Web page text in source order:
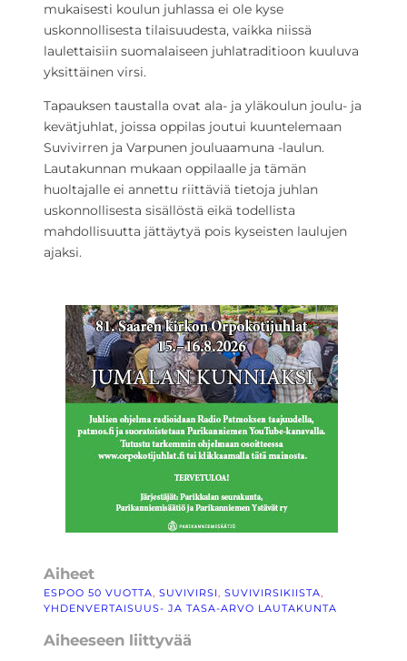
mukaisesti koulun juhlassa ei ole kyse
uskonnollisesta tilaisuudesta, vaikka niissä
laulettaisiin suomalaiseen juhlatraditioon kuuluva
yksittäinen virsi.
Tapauksen taustalla ovat ala- ja yläkoulun joulu- ja
kevätjuhlat, joissa oppilas joutui kuuntelemaan
Suvivirren ja Varpunen jouluaamuna -laulun.
Lautakunnan mukaan oppilaalle ja tämän
huoltajalle ei annettu riittäviä tietoja juhlan
uskonnollisesta sisällöstä eikä todellista
mahdollisuutta jättäytyä pois kyseisten laulujen
ajaksi.
Aiheet
ESPOO 50 VUOTTA, SUVIVIRSI, SUVIVIRSIKIISTA
YHDENVERTAISUUS- JA TASA-ARVO LAUTAKUNTA
Aiheeseen liittyvää